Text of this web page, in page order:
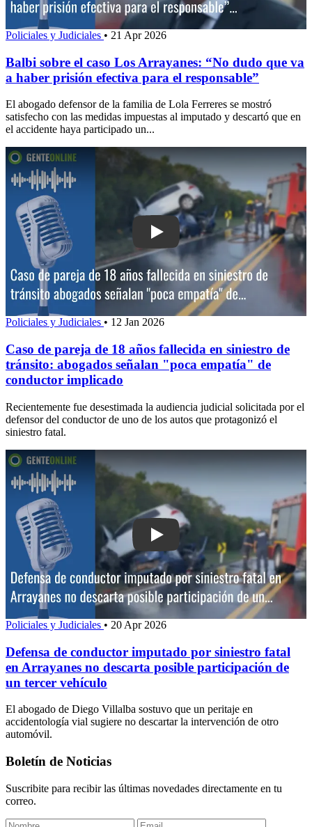
Policiales y Judiciales • 21 Apr 2026
Balbi sobre el caso Los Arrayanes: “No dudo que va
a haber prisión efectiva para el responsable”
El abogado defensor de la familia de Lola Ferreres se mostró
satisfecho con las medidas impuestas al imputado y descartó que en
el accidente haya participado un...
Play: Caso de pareja de 18 años
Policiales y Judiciales • 12 Jan 2026
Caso de pareja de 18 años fallecida en siniestro de
tránsito: abogados señalan "poca empatía" de
conductor implicado
Recientemente fue desestimada la audiencia judicial solicitada por el
defensor del conductor de uno de los autos que protagonizó el
siniestro fatal.
Play: Defensa de conductor
Policiales y Judiciales • 20 Apr 2026
Defensa de conductor imputado por siniestro fatal
en Arrayanes no descarta posible participación de
un tercer vehículo
El abogado de Diego Villalba sostuvo que un peritaje en
accidentología vial sugiere no descartar la intervención de otro
automóvil.
Boletín de Noticias
Suscribite para recibir las últimas novedades directamente en tu
correo.